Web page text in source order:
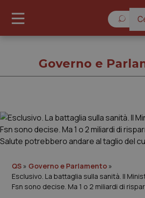
Cronache
Governo e Parlamento
Regioni e Asl
Governo e
QS » Governo e Parlamento »
Esclusivo. La battaglia sulla sanità. Il
Fsn sono decise. Ma 1 o 2 miliardi di